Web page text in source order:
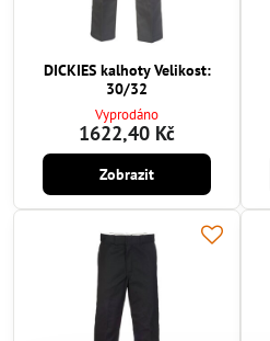
DICKIES kalhoty Velikost:
30/32
Vyprodáno
1622,40 Kč
Zobrazit